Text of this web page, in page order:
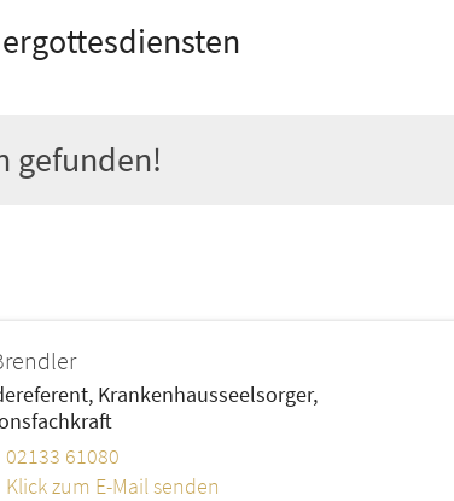
gefunden!
Krankenhausseelsorger,
02133 61080
Klick zum E-Mail senden